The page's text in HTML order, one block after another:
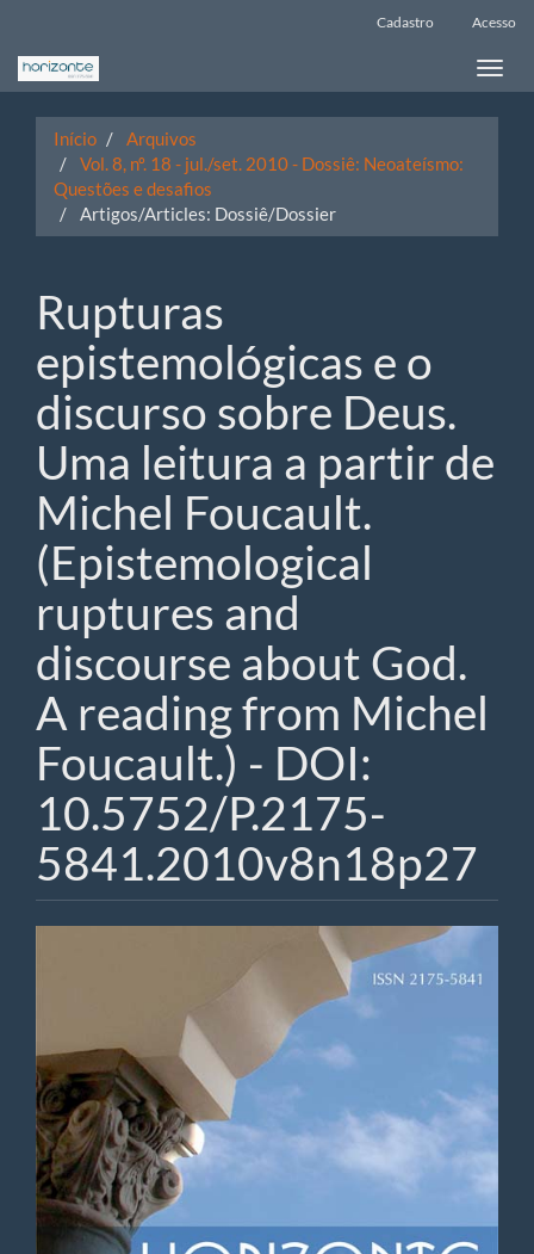
Conteúdo
principal
Lateral
Cadastro Acesso
Toggle
Início
Arquivos
Vol. 8, nº. 18 - jul./set. 2010 - Dossiê: Neoateísmo:
Questões e desafios
Artigos/Articles: Dossiê/Dossier
Rupturas
epistemológicas e o
discurso sobre Deus.
Uma leitura a partir de
Michel Foucault.
(Epistemological
ruptures and
discourse about God.
A reading from Michel
Foucault.) - DOI:
10.5752/P.2175-
5841.2010v8n18p27
artigos